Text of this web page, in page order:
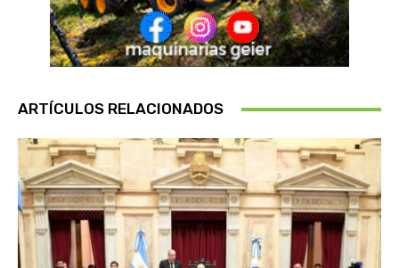
ARTÍCULOS RELACIONADOS